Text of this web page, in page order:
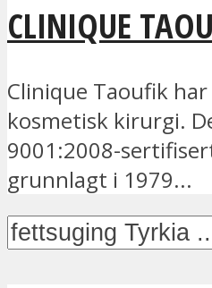
CLINIQUE
Clinique Taoufik
kosmetisk kirurgi.
9001:2008-
grunnlagt i 1979...